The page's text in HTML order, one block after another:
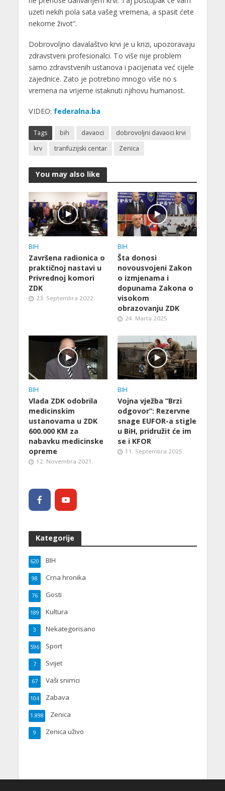
uzeti nekih pola sata vašeg vremena, a spasit ćete
nekome život“.
Dobrovoljno davalaštvo krvi je u krizi, upozoravaju
zdravstveni profesionalci. To više nije problem
samo zdravstvenih ustanova i pacijenata već cijele
zajednice. Zato je potrebno mnogo više no s
vremena na vrijeme istaknuti njihovu humanost.
VIDEO: federalna.ba
Tags bih davaoci
dobrovoljni davaoci krvi
krv
tranfuzijski centar Zenica
You may also like
BIH
Završena radionica o
praktičnoj nastavi u
Privrednoj komori
ZDK
23. Septembra 2022.
BIH
Šta donosi
novousvojeni Zakon
o izmjenama i
dopunama Zakona o
visokom
obrazovanju ZDK
24. Marta 2025.
BIH
Vlada ZDK odobrila
medicinskim
ustanovama u ZDK
600.000 KM za
nabavku medicinske
opreme
12. Novembra 2021.
BIH
Vojna vježba “Brzi
odgovor”: Rezervne
snage EUFOR-a stigle
u BiH, pridružit će im
se i KFOR
11. Septembra 2025.
Kategorije
BIH
620
Crna hronika
98
Gosti
76
Kultura
189
Nekategorisano
3
Sport
596
Svijet
7
Vaši snimci
67
Zabava
104
Zenica
1.898
Zenica uživo
9